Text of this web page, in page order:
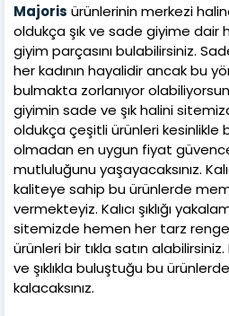
Majoris ürünlerinin merkezi
oldukça şık ve sade giyime dair
giyim parçasını bulabilirsiniz.
her kadının hayalidir ancak bu
bulmakta zorlanıyor
giyimin sade ve şık halini
oldukça çeşitli ürünleri kesinlikle
olmadan en uygun fiyat
mutluluğunu yaşayacaksınız.
kaliteye sahip bu ürünlerde
vermekteyiz. Kalıcı şıklığı
sitemizde hemen her tarz
ürünleri bir tıkla satın
ve şıklıkla buluştuğu bu
kalacaksınız.